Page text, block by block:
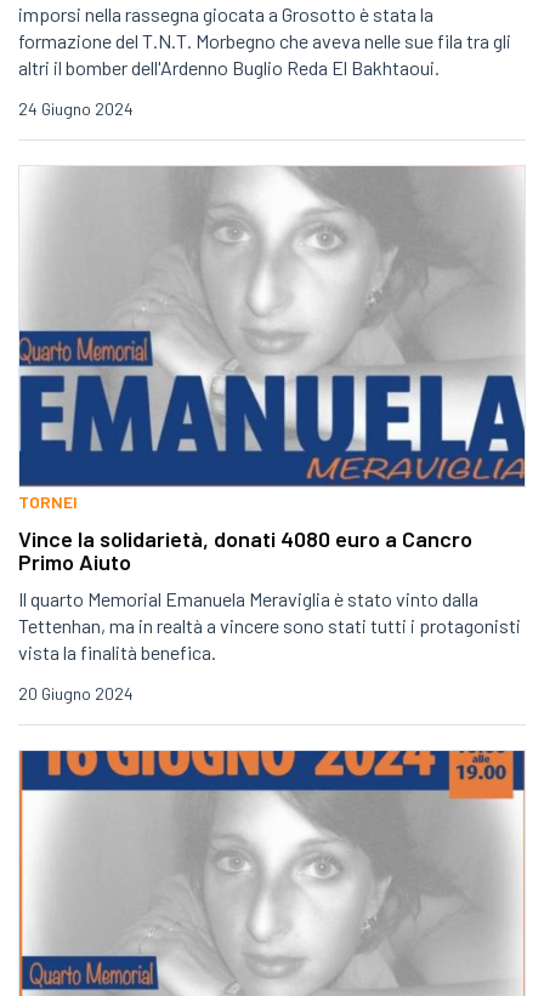
imporsi nella rassegna giocata a Grosotto è stata la
formazione del T.N.T. Morbegno che aveva nelle sue fila tra gli
altri il bomber dell'Ardenno Buglio Reda El Bakhtaoui.
24 Giugno 2024
TORNEI
Vince la solidarietà, donati 4080 euro a Cancro
Primo Aiuto
Il quarto Memorial Emanuela Meraviglia è stato vinto dalla
Tettenhan, ma in realtà a vincere sono stati tutti i protagonisti
vista la finalità benefica.
20 Giugno 2024